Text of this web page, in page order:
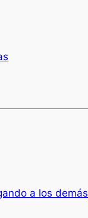
a los demás